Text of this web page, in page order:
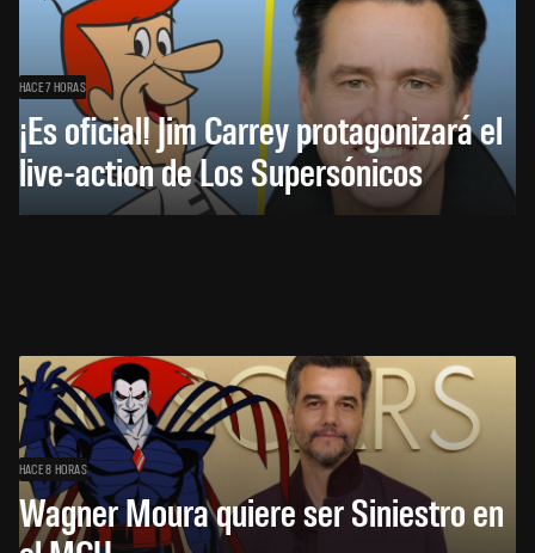
HACE 7 HORAS
¡Es oficial! Jim Carrey protagonizará el
live-action de Los Supersónicos
HACE 8 HORAS
Wagner Moura quiere ser Siniestro en